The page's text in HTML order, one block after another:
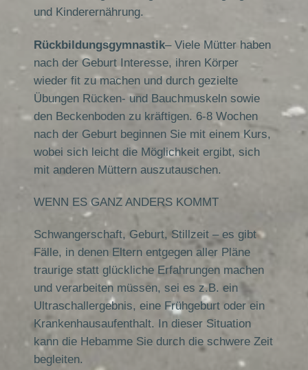
und Kinderernährung.
Rückbildungsgymnastik– Viele Mütter haben
nach der Geburt Interesse, ihren Körper
wieder fit zu machen und durch gezielte
Übungen Rücken- und Bauchmuskeln sowie
den Beckenboden zu kräftigen. 6-8 Wochen
nach der Geburt beginnen Sie mit einem Kurs,
wobei sich leicht die Möglichkeit ergibt, sich
mit anderen Müttern auszutauschen.
WENN ES GANZ ANDERS KOMMT
Schwangerschaft, Geburt, Stillzeit – es gibt
Fälle, in denen Eltern entgegen aller Pläne
traurige statt glückliche Erfahrungen machen
und verarbeiten müssen, sei es z.B. ein
Ultraschallergebnis, eine Frühgeburt oder ein
Krankenhausaufenthalt. In dieser Situation
kann die Hebamme Sie durch die schwere Zeit
begleiten.